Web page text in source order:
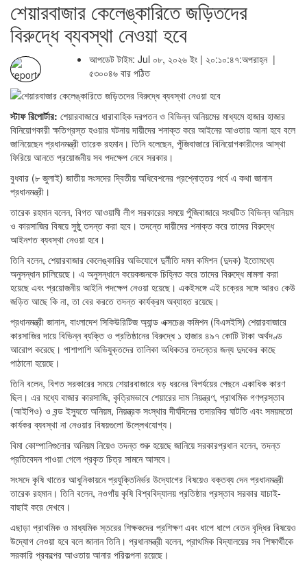
শেয়ারবাজার কেলেঙ্কারিতে জড়িতদের
বিরুদ্ধে ব্যবস্থা নেওয়া হবে
আপডেট টাইম: Jul ০৮, ২০২৬ ইং | ২০:১০:৪৭:অপরাহ্ন |
৫৩০০৪৬ বার পঠিত
স্টাফ রিপোর্টার: শেয়ারবাজারে ধারাবাহিক দরপতন ও বিভিন্ন অনিয়মের মাধ্যমে হাজার হাজার
বিনিয়োগকারী ক্ষতিগ্রস্ত হওয়ার ঘটনায় দায়ীদের শনাক্ত করে আইনের আওতায় আনা হবে বলে
জানিয়েছেন প্রধানমন্ত্রী তারেক রহমান। তিনি বলেছেন, পুঁজিবাজারে বিনিয়োগকারীদের আস্থা
ফিরিয়ে আনতে প্রয়োজনীয় সব পদক্ষেপ নেবে সরকার।
বুধবার (৮ জুলাই) জাতীয় সংসদের দ্বিতীয় অধিবেশনের প্রশ্নোত্তর পর্বে এ কথা জানান
প্রধানমন্ত্রী।
তারেক রহমান বলেন, বিগত আওয়ামী লীগ সরকারের সময়ে পুঁজিবাজারে সংঘটিত বিভিন্ন অনিয়ম
ও কারসাজির বিষয়ে সুষ্ঠু তদন্ত করা হবে। তদন্তে দায়ীদের শনাক্ত করে তাদের বিরুদ্ধে
আইনগত ব্যবস্থা নেওয়া হবে।
তিনি বলেন, শেয়ারবাজার কেলেঙ্কারির অভিযোগে দুর্নীতি দমন কমিশন (দুদক) ইতোমধ্যে
অনুসন্ধান চালিয়েছে। এ অনুসন্ধানে কয়েকজনকে চিহ্নিত করে তাদের বিরুদ্ধে মামলা করা
হয়েছে এবং প্রয়োজনীয় আইনি পদক্ষেপ নেওয়া হয়েছে। একইসঙ্গে এই চক্রের সঙ্গে আরও কেউ
জড়িত আছে কি না, তা বের করতে তদন্ত কার্যক্রম অব্যাহত রয়েছে।
প্রধানমন্ত্রী জানান, বাংলাদেশ সিকিউরিটিজ অ্যান্ড এক্সচেঞ্জ কমিশন (বিএসইসি) শেয়ারবাজারে
কারসাজির দায়ে বিভিন্ন ব্যক্তি ও প্রতিষ্ঠানের বিরুদ্ধে ১ হাজার ৪৯৭ কোটি টাকা অর্থদণ্ড
আরোপ করেছে। পাশাপাশি অভিযুক্তদের তালিকা অধিকতর তদন্তের জন্য দুদকের কাছে
পাঠানো হয়েছে।
তিনি বলেন, বিগত সরকারের সময়ে শেয়ারবাজারে বড় ধরনের বিপর্যয়ের পেছনে একাধিক কারণ
ছিল। এর মধ্যে বাজার কারসাজি, কৃত্রিমভাবে শেয়ারের দাম নিয়ন্ত্রণ, প্রাথমিক গণপ্রস্তাব
(আইপিও) ও বন্ড ইস্যুতে অনিয়ম, নিয়ন্ত্রক সংস্থার দীর্ঘদিনের তদারকির ঘাটতি এবং সময়মতো
কার্যকর ব্যবস্থা না নেওয়ার বিষয়গুলো উল্লেখযোগ্য।
বিমা কোম্পানিগুলোর অনিয়ম নিয়েও তদন্ত শুরু হয়েছে জানিয়ে সরকারপ্রধান বলেন, তদন্ত
প্রতিবেদন পাওয়া গেলে প্রকৃত চিত্র সামনে আসবে।
সংসদে কৃষি খাতের আধুনিকায়নে প্রযুক্তিনির্ভর উদ্যোগের বিষয়েও বক্তব্য দেন প্রধানমন্ত্রী
তারেক রহমান। তিনি বলেন, নওগাঁয় কৃষি বিশ্ববিদ্যালয় প্রতিষ্ঠার প্রস্তাব সরকার যাচাই-
বাছাই করে দেখবে।
এছাড়া প্রাথমিক ও মাধ্যমিক স্তরের শিক্ষকদের প্রশিক্ষণ এবং ধাপে ধাপে বেতন বৃদ্ধির বিষয়েও
উদ্যোগ নেওয়া হবে বলে জানান তিনি। প্রধানমন্ত্রী বলেন, প্রাথমিক বিদ্যালয়ের সব শিক্ষার্থীকে
সরকারি প্রকল্পের আওতায় আনার পরিকল্পনা রয়েছে।